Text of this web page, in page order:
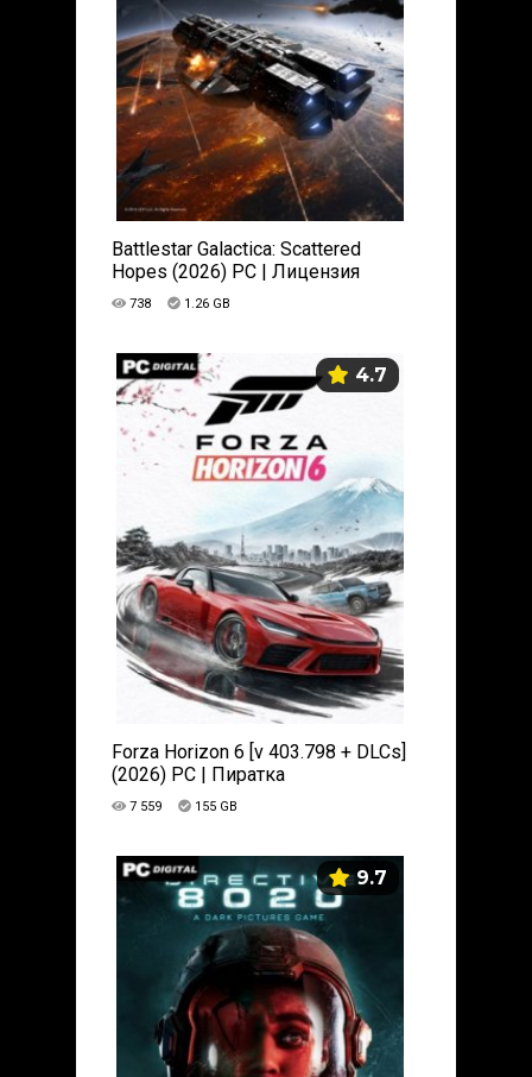
Battlestar Galactica: Scattered
Hopes (2026) PC | Лицензия
738 1.26 GB
4.7
Forza Horizon 6 [v 403.798 + DLCs]
(2026) PC | Пиратка
7 559 155 GB
9.7